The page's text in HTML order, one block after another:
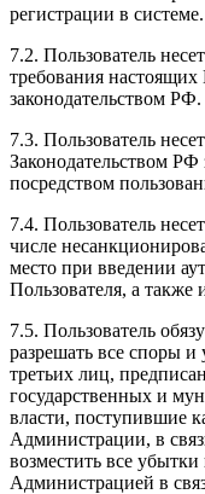
регистрации в системе.
7.2. Пользователь
требования настоящих
законодательством РФ.
7.3. Пользователь
Законодательством РФ
посредством
7.4. Пользователь
числе
место при введении
Пользователя, а также
7.5. Пользователь
разрешать все споры и
третьих лиц,
государственных и
власти, поступившие
Администрации, в
возместить все
Администрацией в